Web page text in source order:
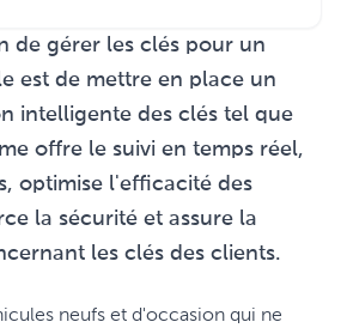
de gérer les clés pour un
est de mettre en place un
intelligente des clés tel que
offre le suivi en temps réel,
optimise l'efficacité des
la sécurité et assure la
les clés des clients.
neufs et d'occasion qui ne